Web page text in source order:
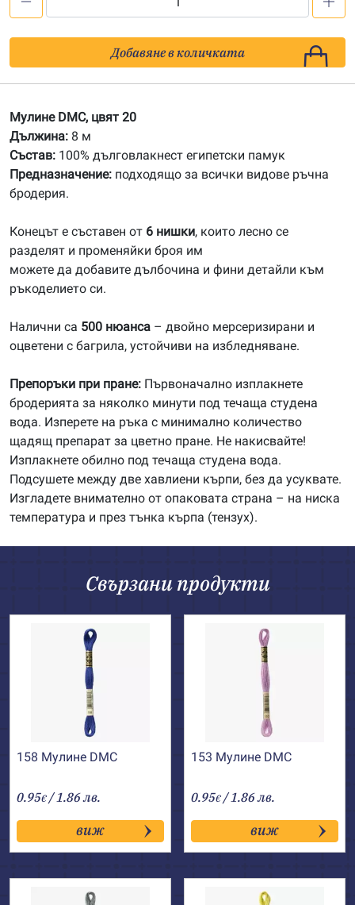
Мулине
DMC
Добавяне в количката
Мулине DMC, цвят 20
Дължина: 8 м
Състав: 100% дълговлакнест египетски памук
Предназначение: подходящо за всички видове ръчна
бродерия.
Конецът е съставен от 6 нишки, които лесно се
разделят и променяйки броя им
можете да добавите дълбочина и фини детайли към
ръкоделието си.
Налични са 500 нюанса – двойно мерсеризирани и
оцветени с багрила, устойчиви на избледняване.
Препоръки при пране: Първоначално изплакнете
бродерията за няколко минути под течаща студена
вода. Изперете на ръка с минимално количество
щадящ препарат за цветно пране. Не накисвайте!
Изплакнете обилно под течаща студена вода.
Подсушете между две хавлиени кърпи, без да усуквате.
Изгладете внимателно от опаковата страна – на ниска
температура и през тънка кърпа (тензух).
Свързани продукти
158 Мулине DMC
0.95€ / 1.86 лв.
виж
153 Мулине DMC
0.95€ / 1.86 лв.
виж